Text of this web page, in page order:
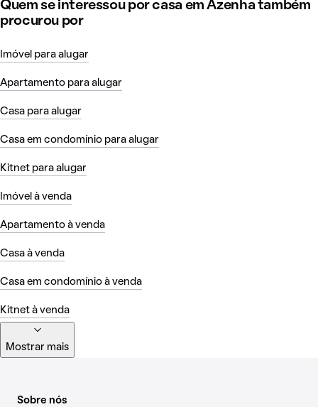
Quem se interessou por casa em Azenha também
procurou por
Imóvel para alugar
Apartamento para alugar
Casa para alugar
Casa em condomínio para alugar
Kitnet para alugar
Imóvel à venda
Apartamento à venda
Casa à venda
Casa em condomínio à venda
Kitnet à venda
Mostrar mais
Sobre nós